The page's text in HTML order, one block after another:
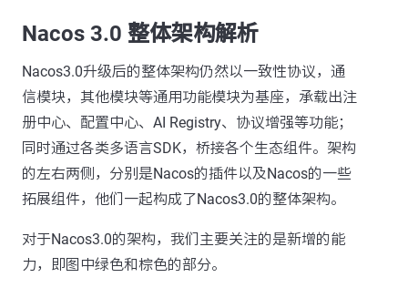
Nacos 3.0 整体架构解析
Nacos3.0升级后的整体架构仍然以一致性协议，通
信模块，其他模块等通用功能模块为基座，承载出注
册中心、配置中心、AI Registry、协议增强等功能；
同时通过各类多语言SDK，桥接各个生态组件。架构
的左右两侧，分别是Nacos的插件以及Nacos的一些
拓展组件，他们一起构成了Nacos3.0的整体架构。
对于Nacos3.0的架构，我们主要关注的是新增的能
力，即图中绿色和棕色的部分。